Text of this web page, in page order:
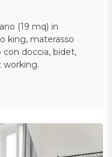
(19 mq) in
king, materasso
doccia, bidet,
working.